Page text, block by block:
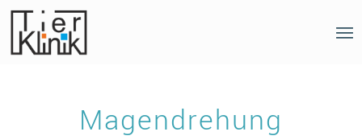
Magendrehung